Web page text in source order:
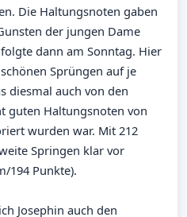
Die Haltungsnoten gaben
der jungen Dame
dann am Sonntag. Hier
Sprüngen auf je
diesmal auch von den
guten Haltungsnoten von
wurden war. Mit 212
Springen klar vor
194 Punkte).
Josephin auch den